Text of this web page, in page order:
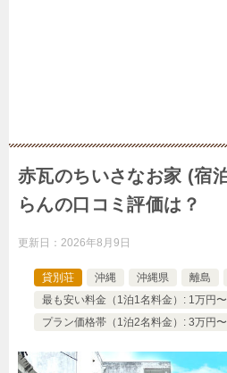
赤瓦のちいさなお家 (宿
らんの口コミ評価は？
更新日： 2026年8月9日
貸別荘 沖縄 沖縄県 離島
最も安い料金（1泊1名料金）: 1万円〜
プラン価格帯（1泊2名料金）: 3万円〜